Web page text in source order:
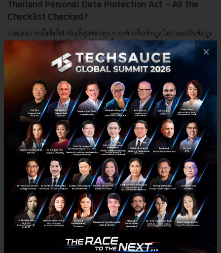
Thailand Personal Data Protection Act - All the
Checklist Checked?
แน่นอนว่าหนึ่งสิ่งที่สำคัญที่สุดของทุก ๆ องค์กรคือข้อมูล ไม่ว่าจะเป็นข้อมูล
ของพนักงาน ลูกค้า หรือข้อมูลในด้านอื่น ๆ แต่ด้วยการออกพระราชบัญญัติ
คุ้มครองข้อมูลส่วนบุคคลของประเทศไทย (...
| ByTechsauce Team
IBM พ.ร.บ. ข้อมูลส่วนบุคคล Personal Data Protection Act
×